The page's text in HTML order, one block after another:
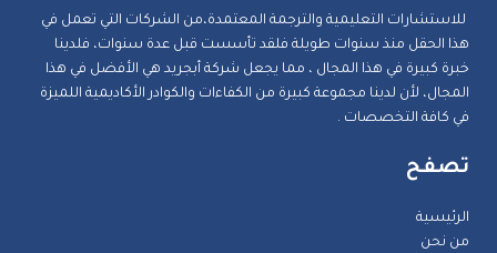
للاستشارات التعليمية والترجمة المعتمدة،من الشركات التي تعمل في
هذا الحقل منذ سنوات طويلة فلقد تأسست قبل عدة سنوات، فلدينا
خبرة كبيرة في هذا المجال ، مما يجعل شركة أبجريد هي الأفضل في هذا
المجال، لأن لدينا مجموعة كبيرة من الكفاءات والكوادر الأكاديمية اللميزة
في كافة التخصصات .
تصفح
الرئيسية
من نحن